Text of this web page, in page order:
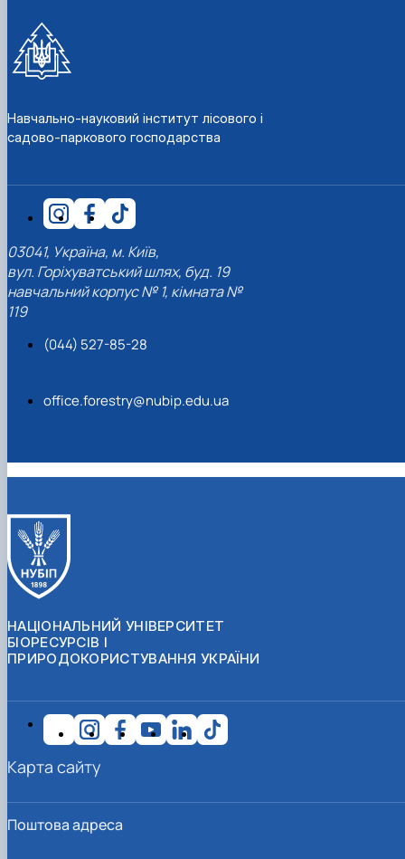
Навчально-науковий інститут лісового і
садово-паркового господарства
03041, Україна, м. Київ,
вул. Горіхуватський шлях, буд. 19
навчальний корпус № 1, кімната №
119
(044) 527-85-28
office.forestry@nubip.edu.ua
НАЦІОНАЛЬНИЙ УНІВЕРСИТЕТ
БІОРЕСУРСІВ І
ПРИРОДОКОРИСТУВАННЯ УКРАЇНИ
Поштова адреса
Карта сайту